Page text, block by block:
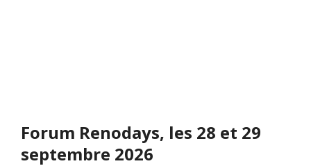
Forum Renodays, les 28 et 29
septembre 2026